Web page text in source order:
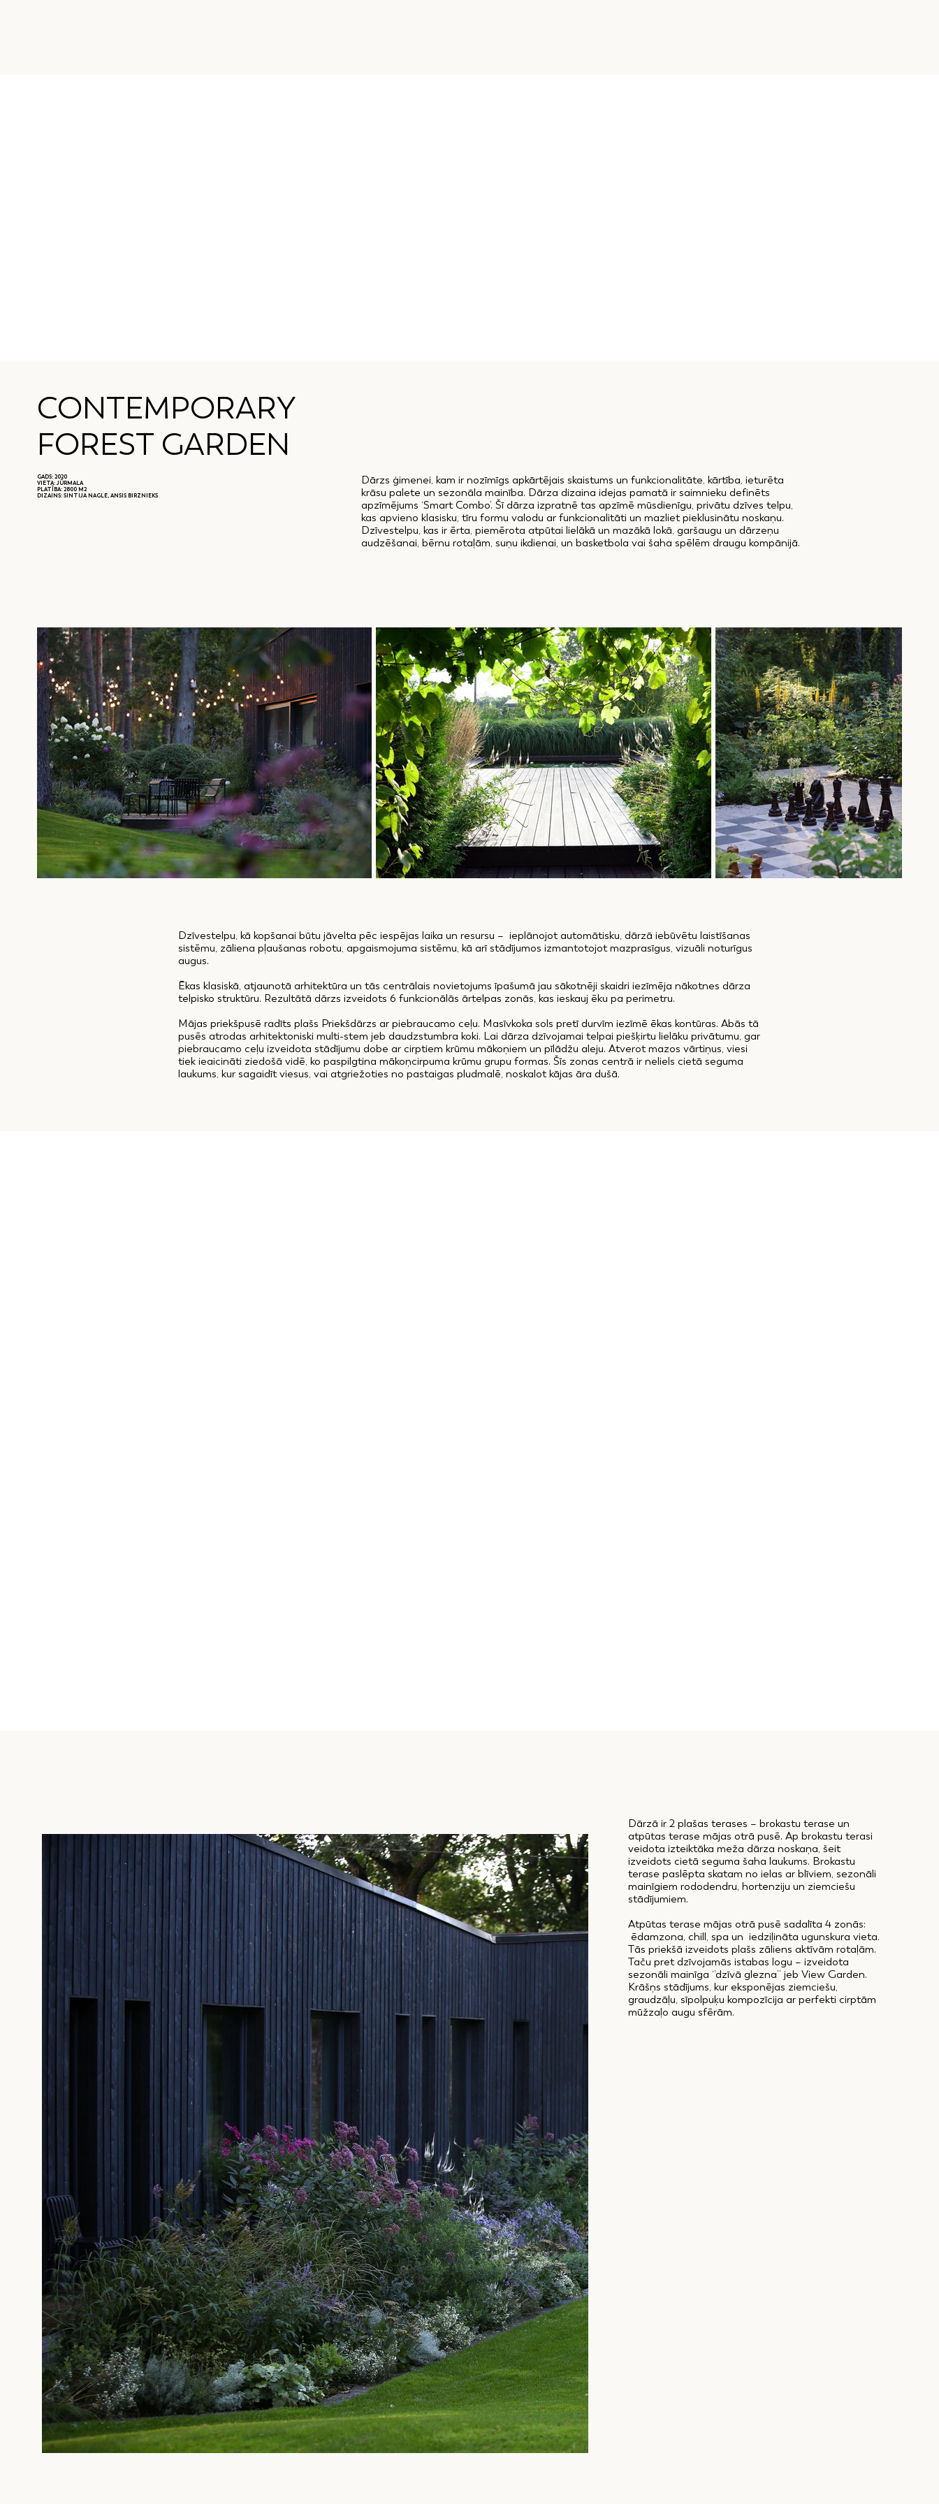
CONTEMPORARY
FOREST GARDEN
GADS: 2020
VIETA: JŪRMALA
PLATĪBA: 2800 M2
DIZAINS: SINTIJA NAGLE, ANSIS BIRZNIEKS
Dārzs ģimenei, kam ir nozīmīgs apkārtējais skaistums un funkcionalitāte, kārtība, ieturēta
krāsu palete un sezonāla mainība. Dārza dizaina idejas pamatā ir saimnieku definēts
apzīmējums ‘Smart Combo’. Šī dārza izpratnē tas apzīmē mūsdienīgu, privātu dzīves telpu,
kas apvieno klasisku, tīru formu valodu ar funkcionalitāti un mazliet pieklusinātu noskaņu.
Dzīvestelpu, kas ir ērta, piemērota atpūtai lielākā un mazākā lokā, garšaugu un dārzeņu
audzēšanai, bērnu rotaļām, suņu ikdienai, un basketbola vai šaha spēlēm draugu kompānijā.
Dzīvestelpu, kā kopšanai būtu jāvelta pēc iespējas laika un resursu – ieplānojot automātisku, dārzā iebūvētu laistīšanas
sistēmu, zāliena pļaušanas robotu, apgaismojuma sistēmu, kā arī stādījumos izmantotojot mazprasīgus, vizuāli noturīgus
augus.
Ēkas klasiskā, atjaunotā arhitektūra un tās centrālais novietojums īpašumā jau sākotnēji skaidri iezīmēja nākotnes dārza
telpisko struktūru. Rezultātā dārzs izveidots 6 funkcionālās ārtelpas zonās, kas ieskauj ēku pa perimetru.
Mājas priekšpusē radīts plašs Priekšdārzs ar piebraucamo ceļu. Masīvkoka sols pretī durvīm iezīmē ēkas kontūras. Abās tā
pusēs atrodas arhitektoniski multi-stem jeb daudzstumbra koki. Lai dārza dzīvojamai telpai piešķirtu lielāku privātumu, gar
piebraucamo ceļu izveidota stādījumu dobe ar cirptiem krūmu mākoņiem un pīlādžu aleju. Atverot mazos vārtiņus, viesi
tiek ieaicināti ziedošā vidē, ko paspilgtina mākoņcirpuma krūmu grupu formas. Šīs zonas centrā ir neliels cietā seguma
laukums, kur sagaidīt viesus, vai atgriežoties no pastaigas pludmalē, noskalot kājas āra dušā.
Dārzā ir 2 plašas terases – brokastu terase un
atpūtas terase mājas otrā pusē. Ap brokastu terasi
veidota izteiktāka meža dārza noskaņa, šeit
izveidots cietā seguma šaha laukums. Brokastu
terase paslēpta skatam no ielas ar blīviem, sezonāli
mainīgiem rododendru, hortenziju un ziemciešu
stādījumiem.
Atpūtas terase mājas otrā pusē sadalīta 4 zonās:
ēdamzona, chill, spa un iedziļināta ugunskura vieta.
Tās priekšā izveidots plašs zāliens aktīvām rotaļām.
Taču pret dzīvojamās istabas logu – izveidota
sezonāli mainīga ‘’dzīvā glezna’’ jeb View Garden.
Krāšņs stādījums, kur eksponējas ziemciešu,
graudzāļu, sīpolpuķu kompozīcija ar perfekti cirptām
mūžzaļo augu sfērām.